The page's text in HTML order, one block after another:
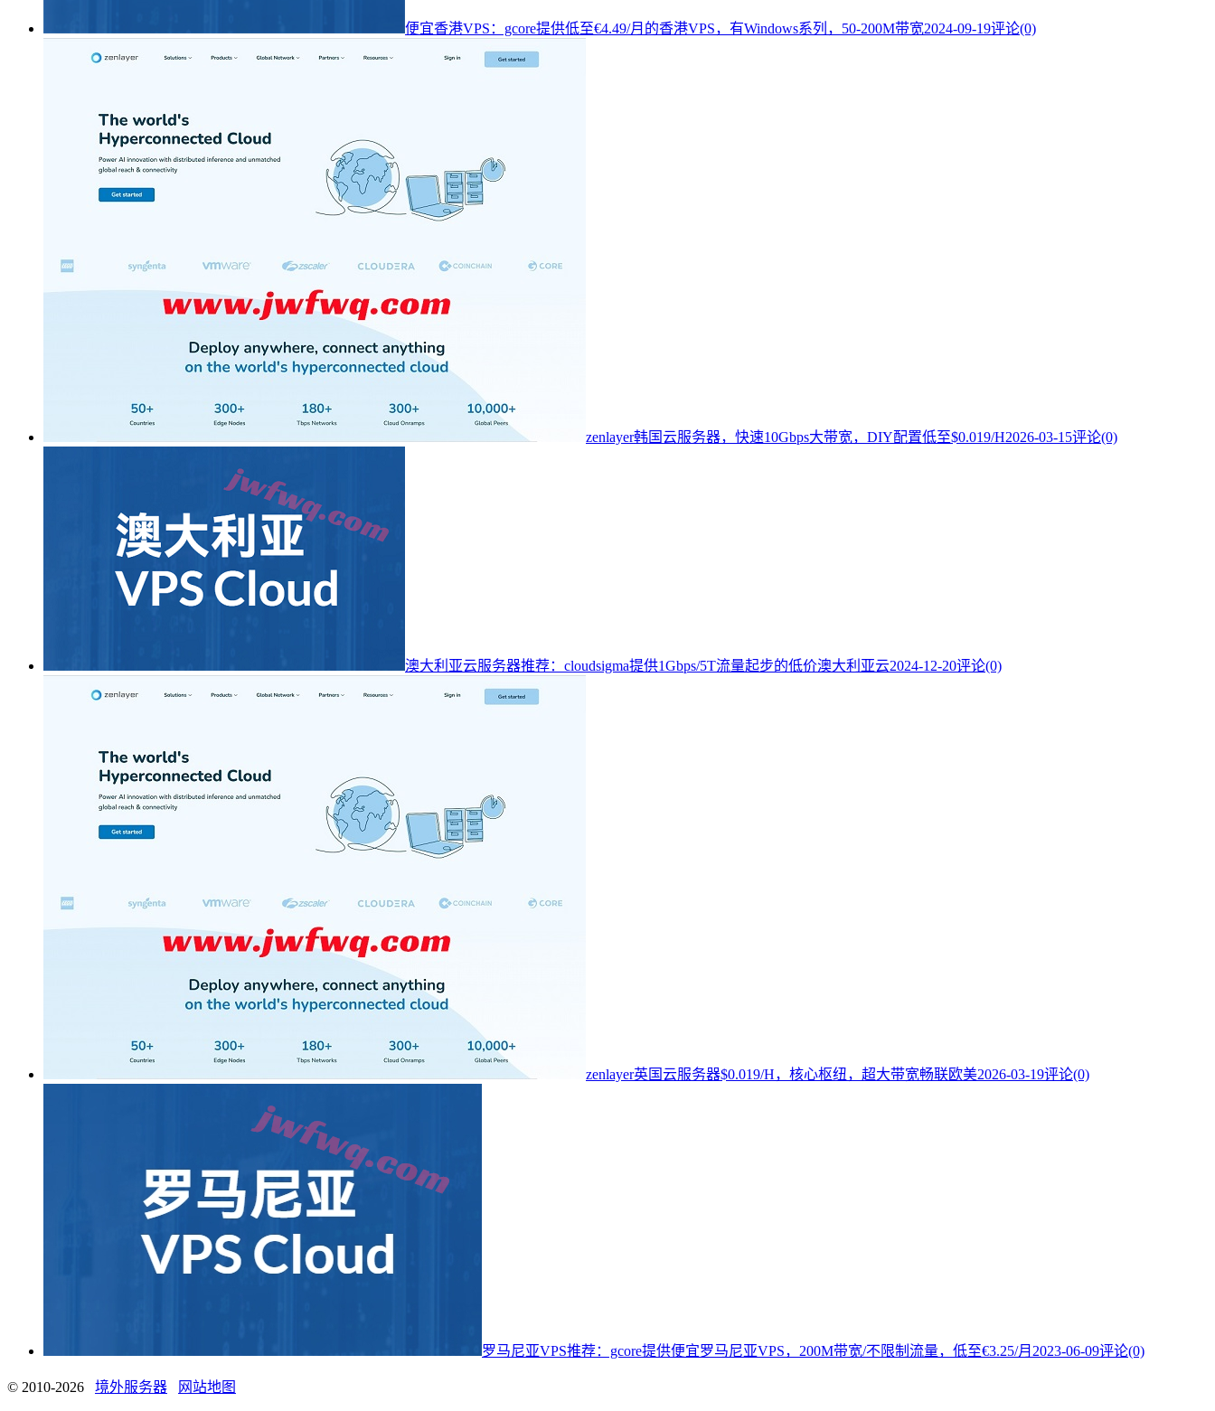
便宜香港VPS：gcore提供低至€4.49/月的香港VPS，有Windows系列，50-200M带宽2024-09-19评论(0)
zenlayer韩国云服务器，快速10Gbps大带宽，DIY配置低至$0.019/H2026-03-15评论(0)
澳大利亚云服务器推荐：cloudsigma提供1Gbps/5T流量起步的低价澳大利亚云2024-12-20评论(0)
zenlayer英国云服务器$0.019/H，核心枢纽，超大带宽畅联欧美2026-03-19评论(0)
罗马尼亚VPS推荐：gcore提供便宜罗马尼亚VPS，200M带宽/不限制流量，低至€3.25/月 2023-06-09评论(0)
© 2010-2026 境外服务器 网站地图